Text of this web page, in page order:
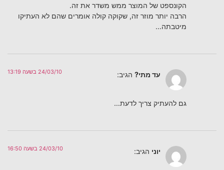
הקונספט של המוצר ממש משדר את זה.
הרבה יותר מוזר זה, שקוקה קולה אומרים שהם לא העתיקו
מיטבתה…
עד מתי? הגיב: 24/03/10 בשעה 13:19
גם להעתיק צריך לדעת…
יוני הגיב: 24/03/10 בשעה 16:50